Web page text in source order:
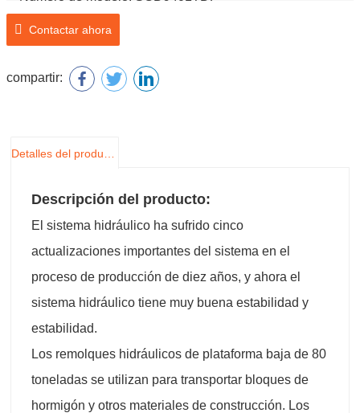
Nombre del producto: Lowbed Semi Trailer
Contactar ahora
compartir:
Descripción del producto:
El sistema hidráulico ha sufrido cinco
actualizaciones importantes del sistema en el
proceso de producción de diez años, y ahora el
sistema hidráulico tiene muy buena estabilidad y
estabilidad.
Los remolques hidráulicos de plataforma baja de 80
toneladas se utilizan para transportar bloques de
hormigón y otros materiales de construcción. Los